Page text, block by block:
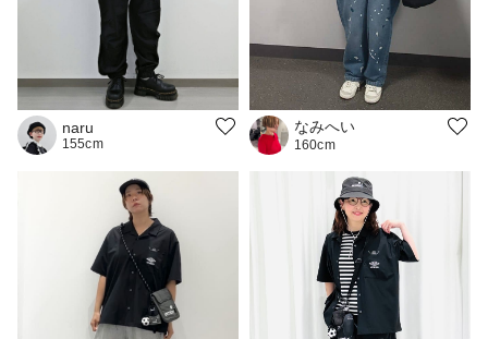
naru
155cm
なみへい
160cm